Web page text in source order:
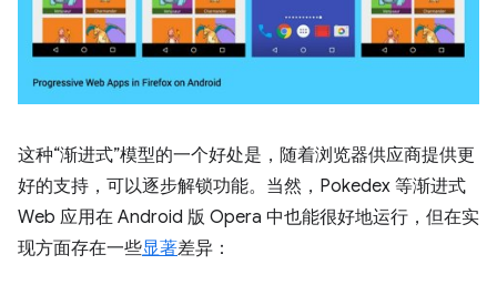
这种“渐进式”模型的一个好处是，随着浏览器供应商提供更
好的支持，可以逐步解锁功能。当然，Pokedex 等渐进式
Web 应用在 Android 版 Opera 中也能很好地运行，但在实
现方面存在一些显著差异：